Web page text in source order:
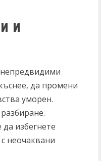
и
да промени
уморен.
избегнете
неочаквани